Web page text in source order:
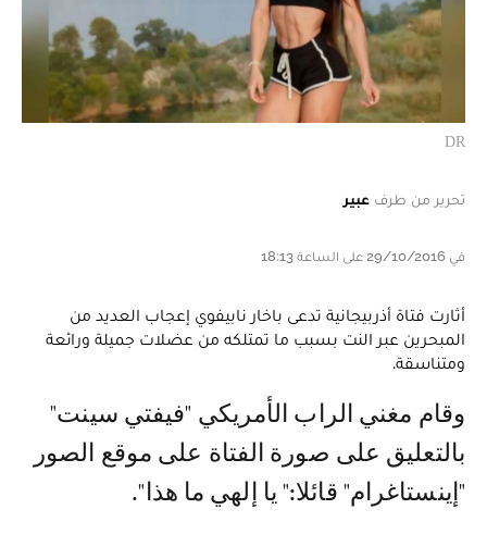
DR
تحرير من طرف عبير
في 29/10/2016 على الساعة 18:13
أثارت فتاة أذربيجانية تدعى باخار نابيفوي إعجاب العديد من
المبحرين عبر النت بسبب ما تمتلكه من عضلات جميلة ورائعة
ومتناسقة.
وقام مغني الراب الأمريكي "فيفتي سينت"
بالتعليق على صورة الفتاة على موقع الصور
"إينستاغرام" قائلا:" يا إلهي ما هذا".